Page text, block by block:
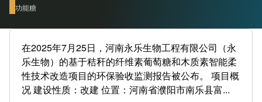
功能糖
在2025年7月25日，河南永乐生物工程有限公司（永
乐生物）的基于秸秆的纤维素葡萄糖和木质素智能柔
性技术改造项目的环保验收监测报告被公布。 项目概
况 建设性质：改建 位置：河南省濮阳市南乐县富...